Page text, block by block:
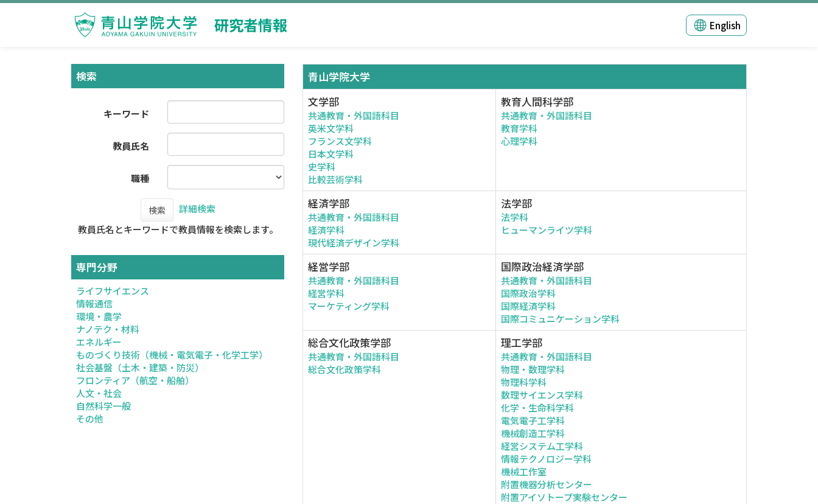
研究者情報 English
検索
キーワード
教員氏名
職種
検索
詳細検索
教員氏名とキーワードで教員情報を検索します。
専門分野
ライフサイエンス
情報通信
環境・農学
ナノテク・材料
エネルギー
ものづくり技術（機械・電気電子・化学工学）
社会基盤（土木・建築・防災）
フロンティア（航空・船舶）
人文・社会
自然科学一般
その他
青山学院大学
文学部
共通教育・外国語科目
英米文学科
フランス文学科
日本文学科
史学科
比較芸術学科
教育人間科学部
共通教育・外国語科目
教育学科
心理学科
経済学部
共通教育・外国語科目
経済学科
現代経済デザイン学科
法学部
法学科
ヒューマンライツ学科
経営学部
共通教育・外国語科目
経営学科
マーケティング学科
国際政治経済学部
共通教育・外国語科目
国際政治学科
国際経済学科
国際コミュニケーション学科
総合文化政策学部
共通教育・外国語科目
総合文化政策学科
理工学部
共通教育・外国語科目
物理・数理学科
物理科学科
数理サイエンス学科
化学・生命科学科
電気電子工学科
機械創造工学科
経営システム工学科
情報テクノロジー学科
機械工作室
附置機器分析センター
附置アイソトープ実験センター